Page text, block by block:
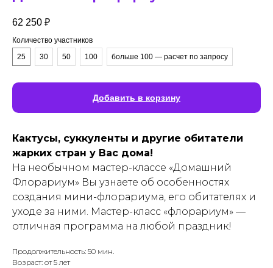
62 250 ₽
Количество участников
25
30 50 100 больше 100 — расчет по запросу
Добавить в корзину
Кактусы, суккуленты и другие обитатели
жарких стран у Вас дома!
На необычном мастер-классе «Домашний
Флорариум» Вы узнаете об особенностях
создания мини-флорариума, его обитателях и
уходе за ними. Мастер-класс «флорариум» —
отличная программа на любой праздник!
Продолжительность: 50 мин.
Возраст: от 5 лет